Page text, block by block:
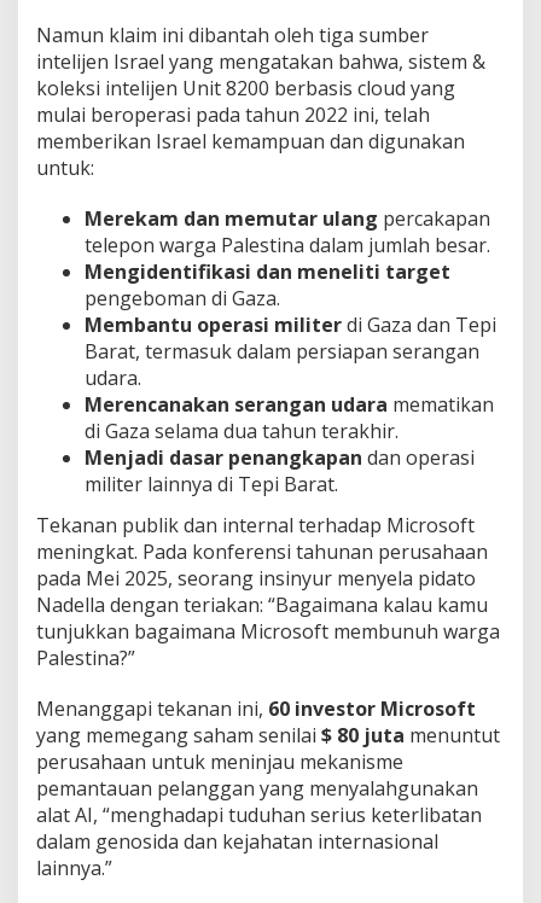
Namun klaim ini dibantah oleh tiga sumber
intelijen Israel yang mengatakan bahwa, sistem &
koleksi intelijen Unit 8200 berbasis cloud yang
mulai beroperasi pada tahun 2022 ini, telah
memberikan Israel kemampuan dan digunakan
untuk:
Merekam dan memutar ulang percakapan
telepon warga Palestina dalam jumlah besar.
Mengidentifikasi dan meneliti target
pengeboman di Gaza.
Membantu operasi militerdi Gaza dan Tepi
Barat, termasuk dalam persiapan serangan
udara.
Merencanakan serangan udara mematikan
di Gaza selama dua tahun terakhir.
Menjadi dasar penangkapan dan operasi
militer lainnya di Tepi Barat.
Tekanan publik dan internal terhadap Microsoft
meningkat. Pada konferensi tahunan perusahaan
pada Mei 2025, seorang insinyur menyela pidato
Nadella dengan teriakan: “Bagaimana kalau kamu
tunjukkan bagaimana Microsoft membunuh warga
Palestina?”
Menanggapi tekanan ini, 60 investor Microsoft
yang memegang saham senilai $ 80 juta menuntut
perusahaan untuk meninjau mekanisme
pemantauan pelanggan yang menyalahgunakan
alat AI, “menghadapi tuduhan serius keterlibatan
dalam genosida dan kejahatan internasional
lainnya.”